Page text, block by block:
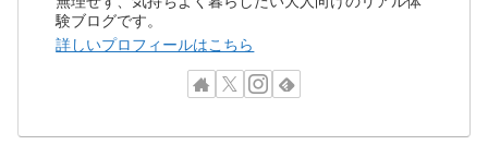
験ブログです。
詳しいプロフィールはこちら